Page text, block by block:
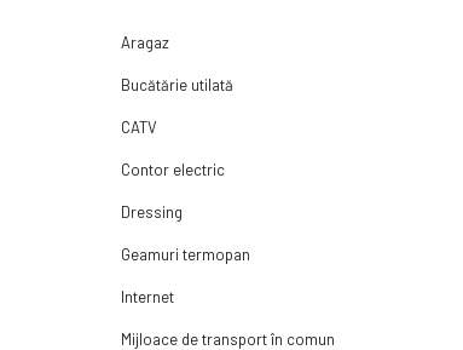
Aragaz
Bucătărie utilată
CATV
Contor electric
Dressing
Geamuri termopan
Internet
Mijloace de transport în comun